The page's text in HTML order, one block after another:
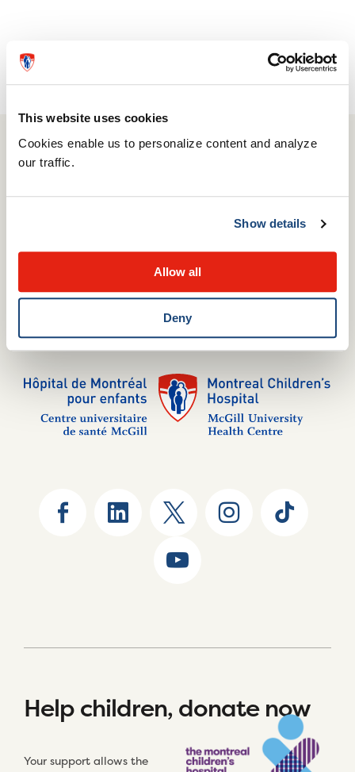
This website uses cookies
Cookies enable us to personalize content and analyze
our traffic.
Show details
Allow all
Deny
This page needs an update?
Report it here!
514 412-4400
Internships
Help children, donate now
Your support allows the